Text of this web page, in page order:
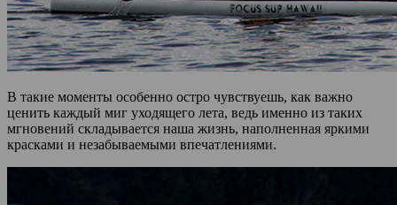
В такие моменты особенно остро чувствуешь, как важно
ценить каждый миг уходящего лета, ведь именно из таких
мгновений складывается наша жизнь, наполненная яркими
красками и незабываемыми впечатлениями.